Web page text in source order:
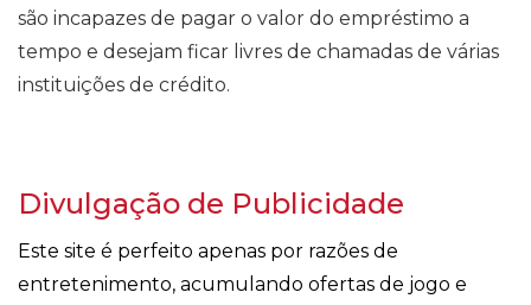
são incapazes de pagar o valor do empréstimo a
tempo e desejam ficar livres de chamadas de várias
instituições de crédito.
Divulgação de Publicidade
Este site é perfeito apenas por razões de
entretenimento, acumulando ofertas de jogo e